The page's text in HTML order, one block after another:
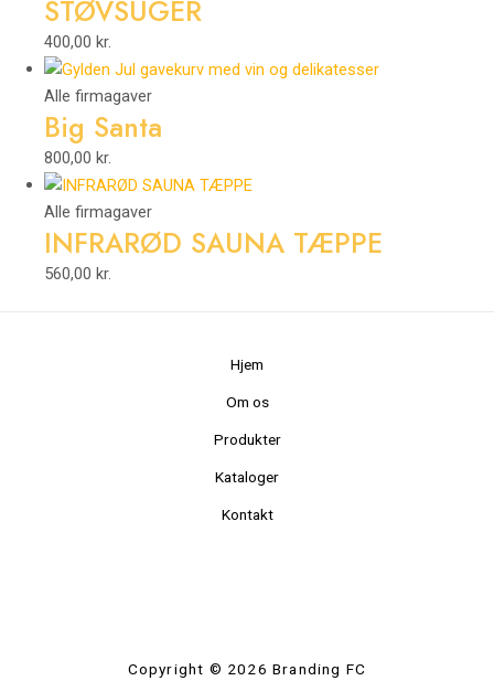
STØVSUGER
400,00 kr.
Alle firmagaver
Big Santa
800,00 kr.
Alle firmagaver
INFRARØD SAUNA TÆPPE
560,00 kr.
Hjem
Om os
Produkter
Kataloger
Kontakt
Copyright © 2026 Branding FC